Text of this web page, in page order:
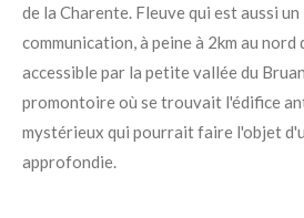
de la Charente. Fleuve qui est aussi
communication, à peine à 2km au nord
accessible par la petite vallée du
promontoire où se trouvait l'édifice
mystérieux qui pourrait faire l'objet
approfondie.